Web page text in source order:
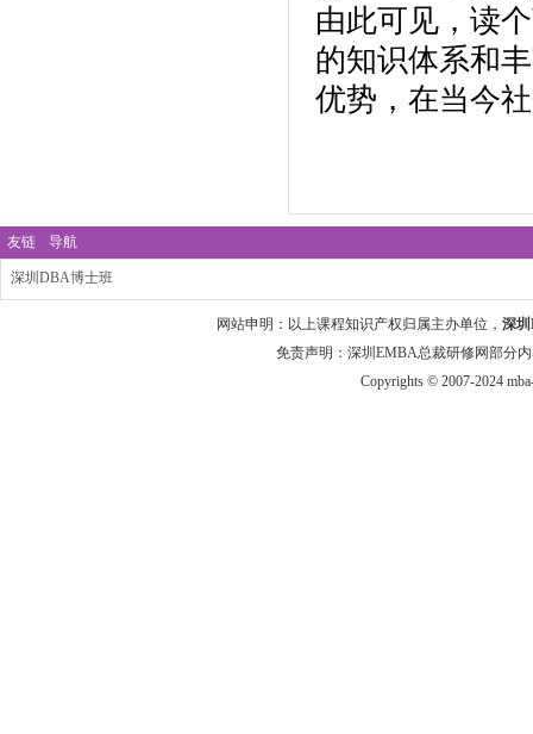
由此可见，读
的知识体系和
优势，在当今
友链 导航
深圳DBA博士班
网站申明：以上课程知识产权归属主办单位， 深
免责声明：深圳EMBA总裁研修网部分
Copyrights © 2007-2024